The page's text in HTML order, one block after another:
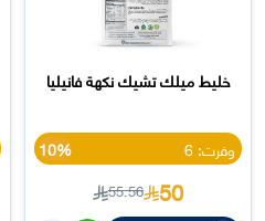
خليط ميلك تشيك نكهة فانيليا
وفرت: 6 10%
50
55.56